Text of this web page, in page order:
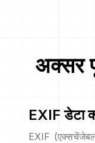
अक्सर
EXIF डेटा
EXIF